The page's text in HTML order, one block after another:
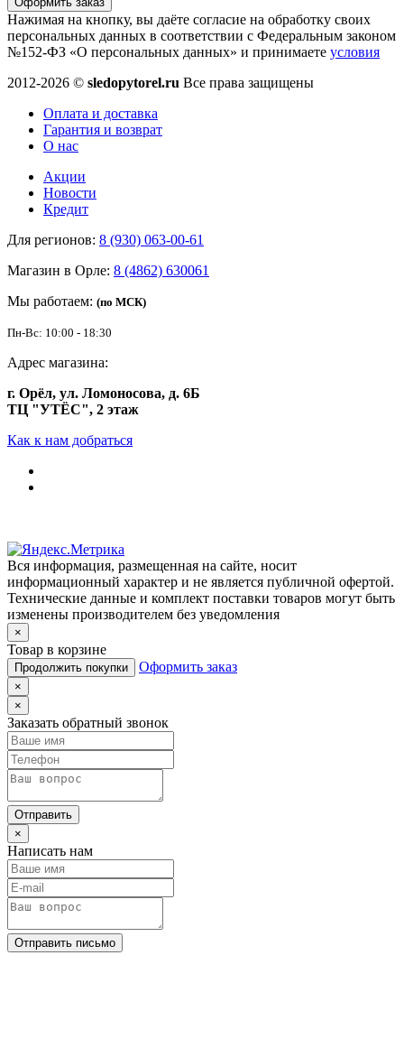
Нажимая на кнопку, вы даёте согласие на обработку своих
персональных данных в соответствии с Федеральным законом
№152-ФЗ «О персональных данных» и принимаете условия
2012-2026 © sledopytorel.ru Все права защищены
Оплата и доставка
Гарантия и возврат
О нас
Акции
Новости
Кредит
Для регионов: 8 (930) 063-00-61
Магазин в Орле: 8 (4862) 630061
Мы работаем: (по МСК)
Пн-Вс: 10:00 - 18:30
Адрес магазина:
г. Орёл, ул. Ломоносова, д. 6Б
ТЦ "УТЁС", 2 этаж
Как к нам добраться
Вся информация, размещенная на сайте, носит
информационный характер и не является публичной офертой.
Технические данные и комплект поставки товаров могут быть
изменены производителем без уведомления
×
Товар в корзине
Продолжить покупки Оформить заказ
×
×
Заказать обратный звонок
Отправить
×
Написать нам
Отправить письмо